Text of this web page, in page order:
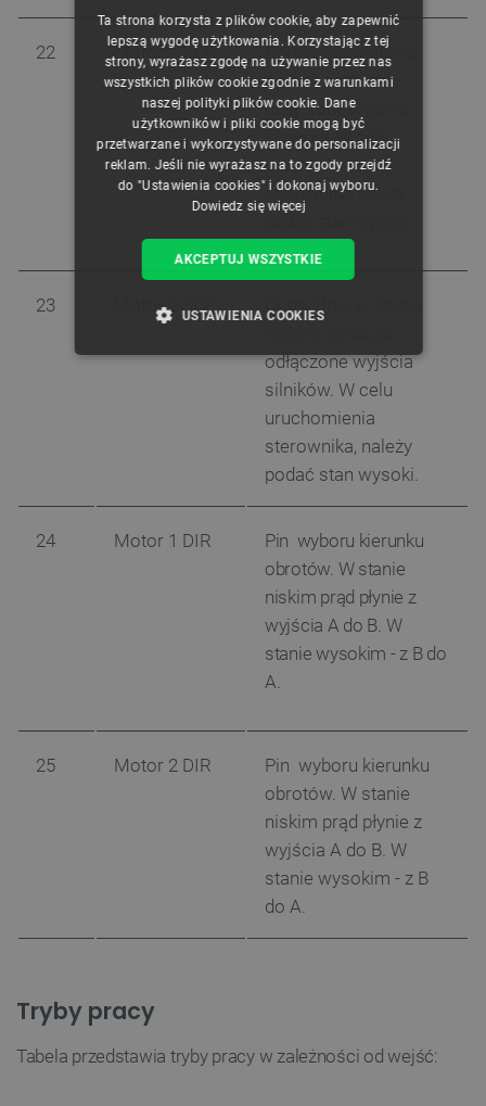
22 Motor 1 SLP
Domyślnie w stanie
niskim, oznacza
odłączone wyjścia
silników. W celu
uruchomienia
sterownika, należy
23 Motor 2 SLP
Domyślnie w stanie
odłączone wyjścia
silników. W celu
uruchomienia
sterownika, należy
podać stan wysoki.
24 Motor 1 DIR
Pin wyboru kierunku
obrotów. W stanie
niskim prąd płynie z
wyjścia A do B. W
stanie wysokim - z B do
A.
25 Motor 2 DIR
Pin wyboru kierunku
obrotów. W stanie
niskim prąd płynie z
wyjścia A do B. W
stanie wysokim - z B
do A.
Tryby pracy
Tabela przedstawia tryby pracy w zależności od wejść:
CZECH
ENGLISH
GERMAN
Ta strona korzysta z plików cookie, aby zapewnić
lepszą wygodę użytkowania. Korzystając z tej
strony, wyrażasz zgodę na używanie przez nas
wszystkich plików cookie zgodnie z warunkami
naszej polityki plików cookie. Dane
użytkowników i pliki cookie mogą być
przetwarzane i wykorzystywane do personalizacji
reklam. Jeśli nie wyrażasz na to zgody przejdź
do "Ustawienia cookies" i dokonaj wyboru.
Dowiedz się więcej
AKCEPTUJ WSZYSTKIE
USTAWIENIA COOKIES
WYDAJNOŚĆ
Wydajność Targetowanie
Funkcjonalność
Niezbędne pliki cookie umożliwiają korzystanie z
podstawowych funkcji strony internetowej, takich
jak logowanie użytkownika i zarządzanie kontem.
Bez niezbędnych plików cookie nie można
Domena
PrestaShop-[abcdef0123456789]{32} .botland.com.pl
.botland.com.pl